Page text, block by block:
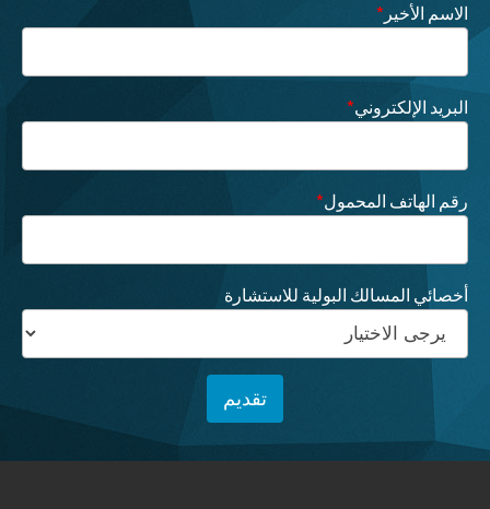
الاسم الأخير *
البريد الإلكتروني*
رقم الهاتف المحمول*
أخصائي المسالك البولية للاستشارة